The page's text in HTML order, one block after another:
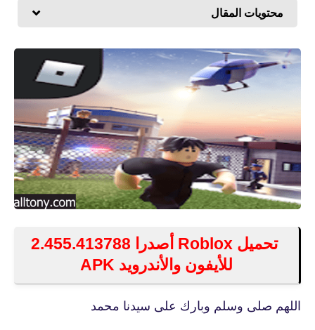
محتويات المقال
تحميل Roblox‏ أصدرا 2.455.413788
للأيفون والأندرويد APK
اللهم صلى وسلم وبارك على سيدنا محمد